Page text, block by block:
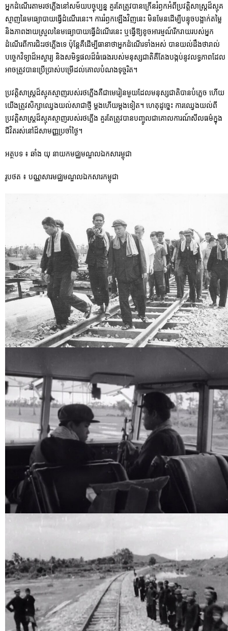
អ្នកដំណើរតាមរថភ្លើងនៅសម័យបច្ចុប្បន្ន គួរតែត្រូវបានក្រើនរំឭកអំពីប្រវត្តិសាស្ត្រដ៏ស្មុគ
ស្មាញនៃមធ្យោបាយធ្វើដំណើរនេះ។ ការរំឭកឡើង​វិញ​នេះ មិនមែនដើម្បីបន្ទុចបង្អាក់តម្លៃ
និងភាពងាយស្រួលនៃមធ្យោបាយធ្វើដំណើរនេះ ឬធ្វើឱ្យខូចអារម្មណ៍រីករាយរបស់អ្នក
ដំណើរពីការជិះរថភ្លើងទេ ប៉ុន្តែគឺដើម្បីធានាថាអ្នកដំណើរទាំងអស់ បានយល់ដឹងថារាល់
បច្ចេកវិទ្យាដ៏អស្ចារ្យ និងសមិទ្ធផលដ៏ធំធេងរបស់មនុស្សជាតិគឺតែងបង្កប់នូវ​លទ្ធភាពដែល
អាចត្រូវបាន​ប្រើប្រាស់បម្រើដល់គោលបំណងទុច្ចរិត។
ប្រវត្តិសាស្ត្រដ៏ស្មុគស្មាញរបស់រថភ្លើងគឺជាមេរៀនមួយដែលមនុស្សជាតិបានបំភ្លេច ហើយ
យើងត្រូវសិក្សាឈ្វេងយល់សាជាថ្មី ម្ដងហើយម្ដងទៀត។ ហេតុដូច្នេះ ការឈ្វេងយល់ពី
ប្រវត្តិសាស្ត្រដ៏ស្មុគស្មាញរបស់រថភ្លើង គួរតែត្រូវបានបញ្ចូលជាគោលការណ៍សីលធម៌ក្នុង
ជីវិតរស់នៅដ៏សាមញ្ញប្រចាំថ្ងៃ។
អត្ថបទ ៖ ឆាំង យុ នាយកមជ្ឈមណ្ឌលឯកសារម្ពុជា
រូបថត ៖ បណ្ណសារមជ្ឈមណ្ឌលឯកសារកម្ពុជា